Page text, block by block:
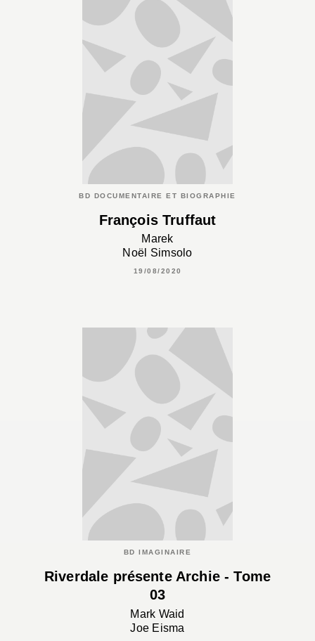
BD DOCUMENTAIRE ET BIOGRAPHIE
François Truffaut
Marek
Noël Simsolo
19/08/2020
BD IMAGINAIRE
Riverdale présente Archie - Tome
03
Mark Waid
Joe Eisma